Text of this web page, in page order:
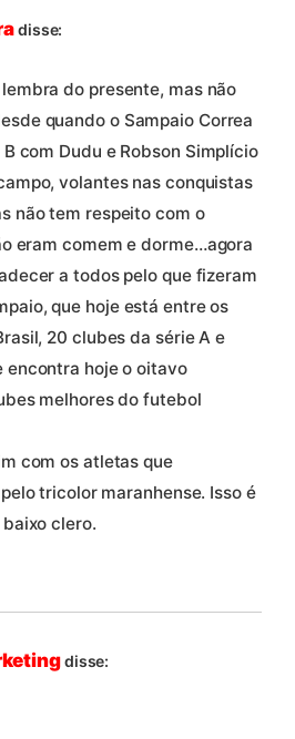
disse:
do presente, mas não
quando o Sampaio Correa
com Dudu e Robson Simplício
volantes nas conquistas
não tem respeito com o
eram comem e dorme…agora
a todos pelo que fizeram
que hoje está entre os
20 clubes da série A e
encontra hoje o oitavo
melhores do futebol
com os atletas que
tricolor maranhense. Isso é
clero.
disse: